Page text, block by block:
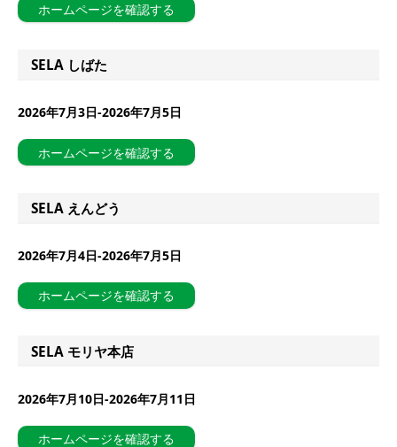
ホームページを確認する
SELA しばた
2026年7月3日-2026年7月5日
ホームページを確認する
SELA えんどう
2026年7月4日-2026年7月5日
ホームページを確認する
SELA モリヤ本店
2026年7月10日-2026年7月11日
ホームページを確認する